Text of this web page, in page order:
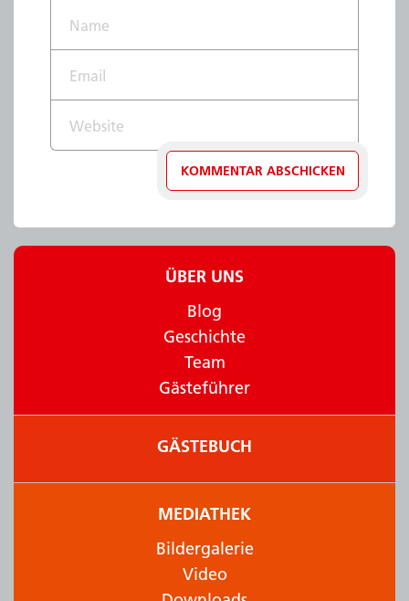
ÜBER UNS
Blog
Geschichte
Team
Gästeführer
GÄSTEBUCH
MEDIATHEK
Bildergalerie
Video